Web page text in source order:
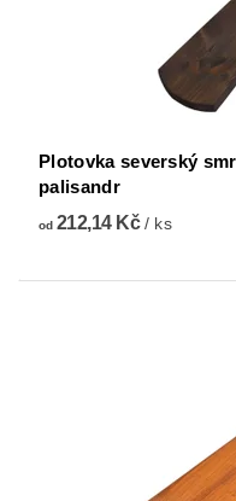
Plotovka severský
palisandr
od212,14 Kč/ ks